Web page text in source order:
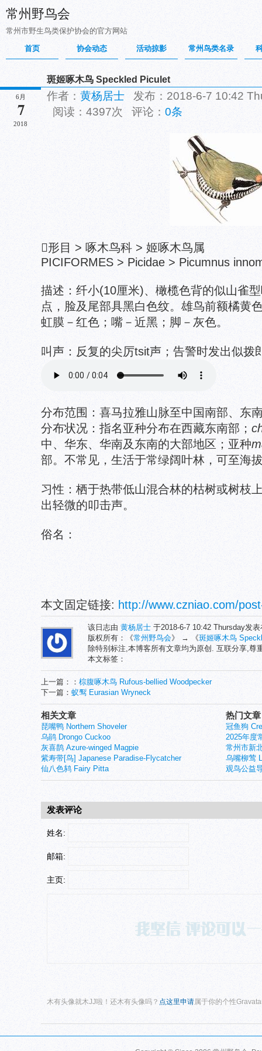
常州野鸟会
常州市野生鸟类保护协会的官方网站
首页
协会动态 活动掠影 常州鸟类名录
6月
7
2018
斑姬啄木鸟 Speckled Piculet
作者： 黄杨居士 发布：2018-6-7 10:42
阅读：4397次 评论： 0条
形目 > 啄木鸟科 > 姬啄木鸟属
PICIFORMES > Picidae > Picumnus
描述：纤小(10厘米)、橄榄色背的似山雀
点，脸及尾部具黑白色纹。雄鸟前额橘黄
虹膜－红色；嘴－近黑；脚－灰色。
叫声：反复的尖厉tsit声；告警时发出似拨
分布范围：喜马拉雅山脉至中国南部、东
分布状况：指名亚种分布在西藏东南部；
中、华东、华南及东南的大部地区；亚种
部。不常见，生活于常绿阔叶林，可至海
习性：栖于热带低山混合林的枯树或树枝
出轻微的叩击声。
俗名：
本文固定链接: http://www.czniao.com/
该日志由 黄杨居士 于2018-6-7 10:42 Thursday发
版权所有：《常州野鸟会》 → 《斑姬啄木鸟
除特别标注,本博客所有文章均为原创. 互联分享,尊
本文标签：
上一篇：： 棕腹啄木鸟 Rufous-bellied Woodpecker
下一篇： 蚁䴕 Eurasian Wryneck
热门文章
冠鱼狗
2025年度
常州市新
乌嘴柳莺
观鸟公益
相关文章
琵嘴鸭 Northern Shoveler
乌鹃 Drongo Cuckoo
灰喜鹊 Azure-winged Magpie
紫寿带[鸟] Japanese Paradise-Flycatcher
仙八色鸫 Fairy Pitta
发表评论
姓名:
邮箱:
主页:
木有头像就木JJ啦！还木有头像吗？ 点这里申请 属于你的个性